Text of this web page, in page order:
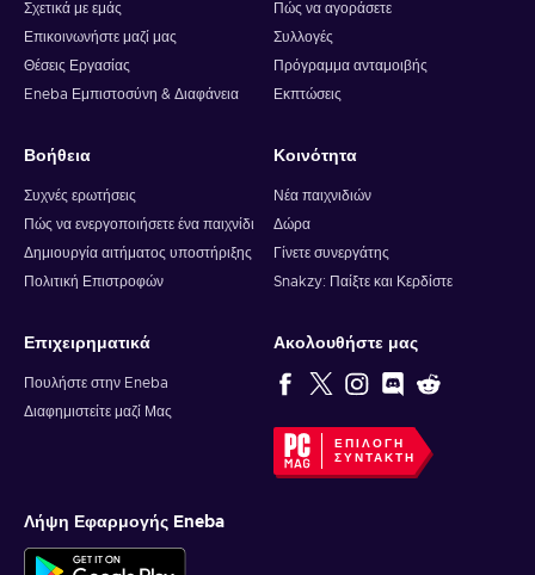
Σχετικά με εμάς
Επικοινωνήστε μαζί μας
Θέσεις Εργασίας
Eneba Εμπιστοσύνη & Διαφάνεια
Πώς να αγοράσετε
Συλλογές
Πρόγραμμα ανταμοιβής
Εκπτώσεις
Βοήθεια
Συχνές ερωτήσεις
Πώς να ενεργοποιήσετε ένα παιχνίδι
Δημιουργία αιτήματος υποστήριξης
Πολιτική Επιστροφών
Κοινότητα
Νέα παιχνιδιών
Δώρα
Γίνετε συνεργάτης
Snakzy: Παίξτε και Κερδίστε
Επιχειρηματικά
Πουλήστε στην Eneba
Διαφημιστείτε μαζί Μας
Ακολουθήστε μας
ΕΠΙΛΟΓΉ
ΣΥΝΤΆΚΤΗ
Λήψη Εφαρμογής Eneba